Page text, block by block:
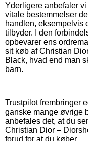
Yderligere anbefaler
vitale bestemmelser
handlen, eksempelvis
tilbyder. I den
opbevarer ens
sit køb af Christian
Black, hvad end man
barn.
Trustpilot frembringer
ganske mange øvrige
anbefales det, at du
Christian Dior –
forud for at du køber.